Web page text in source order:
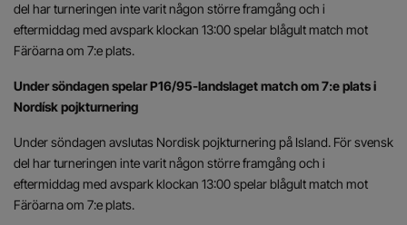
del har turneringen inte varit någon större framgång och i
eftermiddag med avspark klockan 13:00 spelar blågult match mot
Färöarna om 7:e plats.
Under söndagen spelar P16/95-landslaget match om 7:e plats i
Nordísk pojkturnering
Under söndagen avslutas Nordisk pojkturnering på Island. För svensk
del har turneringen inte varit någon större framgång och i
eftermiddag med avspark klockan 13:00 spelar blågult match mot
Färöarna om 7:e plats.